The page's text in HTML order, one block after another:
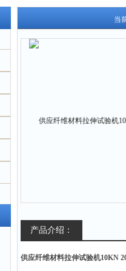
当
产品介绍：
供应纤维材料拉伸试验机10KN